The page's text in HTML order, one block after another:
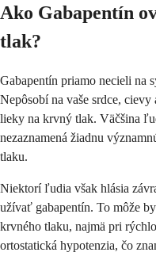
Ako Gabapentín
tlak?
Gabapentín priamo necieli na
Nepôsobí na vaše srdce,
lieky na krvný tlak. Väčšina
nezaznamená žiadnu
tlaku.
Niektorí ľudia však hlásia
užívať gabapentín. To môže
krvného tlaku, najmä pri
ortostatická hypotenzia, čo